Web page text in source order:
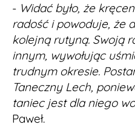
- Widać było, że
radość i powoduje, że
kolejną rutyną. Swoją
innym, wywołując
trudnym okresie.
Taneczny Lech,
taniec jest dla niego
Paweł.